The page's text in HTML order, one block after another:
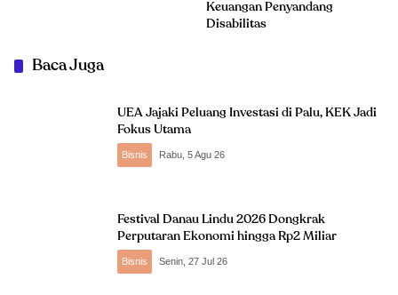
Keuangan Penyandang
Disabilitas
Baca Juga
UEA Jajaki Peluang Investasi di Palu, KEK Jadi
Fokus Utama
Bisnis Rabu, 5 Agu 26
Festival Danau Lindu 2026 Dongkrak
Perputaran Ekonomi hingga Rp2 Miliar
Bisnis Senin, 27 Jul 26